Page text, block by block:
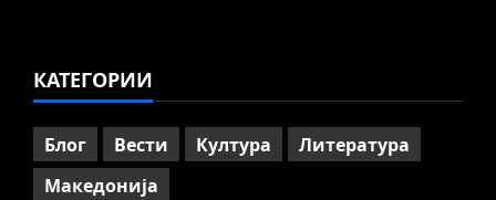
5
ССМ: Потребно е предвремено
пензионирање, а не
зголемување на пензиската
КАТЕГОРИИ
Блог Вести Култура
Литература
Македонија